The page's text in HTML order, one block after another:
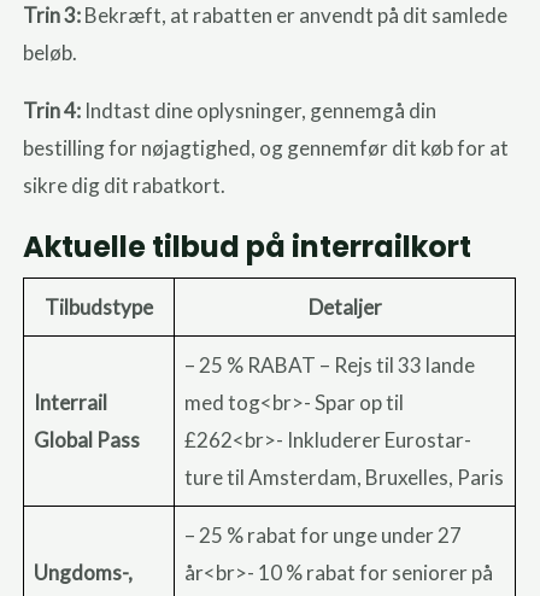
Trin 3:Bekræft, at rabatten er anvendt på dit samlede
beløb.
Trin 4: Indtast dine oplysninger, gennemgå din
bestilling for nøjagtighed, og gennemfør dit køb for at
sikre dig dit rabatkort.
Aktuelle tilbud på interrailkort
Tilbudstype Detaljer
Interrail
Global Pass
– 25 % RABAT – Rejs til 33 lande
med tog<br>- Spar op til
£262<br>- Inkluderer Eurostar-
ture til Amsterdam, Bruxelles, Paris
Ungdoms-,
– 25 % rabat for unge under 27
år<br>- 10 % rabat for seniorer på